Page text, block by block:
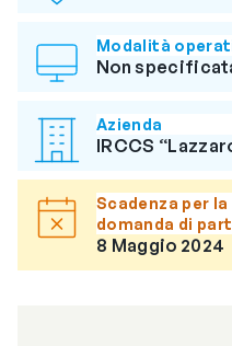
Modalità
Non
Azienda
IRCCS
Scadenza per
domanda di
8 Maggio 2024